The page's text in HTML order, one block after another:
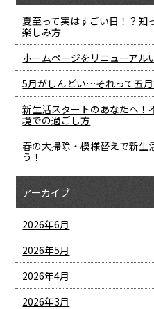
夏至って実はすごい日！？知
楽しみ方
ホームページをリニューアル
5月がしんどい…それって五月
新生活スタートのあなたへ！
境での過ごし方
春の大掃除・模様替えで新生
う！
アーカイブ
2026年6月
2026年5月
2026年4月
2026年3月